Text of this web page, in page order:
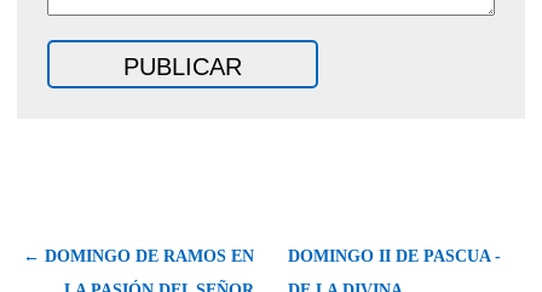
← DOMINGO DE RAMOS EN
DOMINGO II DE PASCUA -